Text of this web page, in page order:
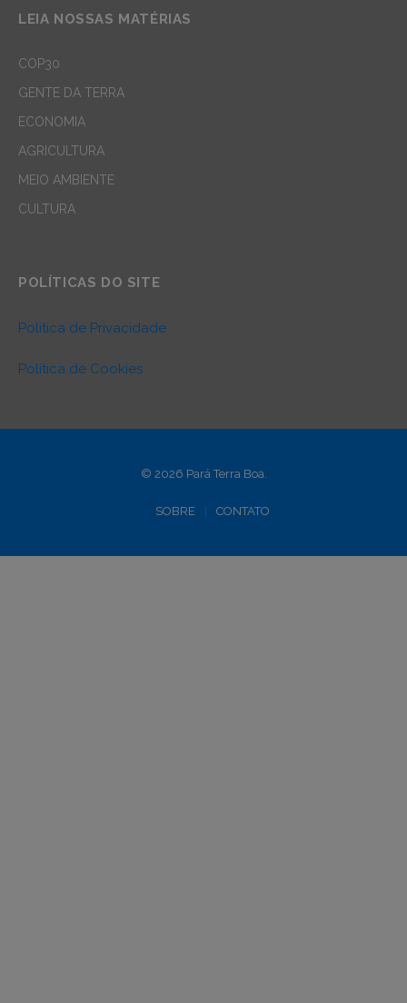
LEIA NOSSAS MATÉRIAS
COP30
GENTE DA TERRA
ECONOMIA
AGRICULTURA
MEIO AMBIENTE
CULTURA
POLÍTICAS DO SITE
Política de Privacidade
Política de Cookies
© 2026 Pará Terra Boa.
SOBRE CONTATO